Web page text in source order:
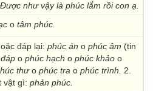
Được như vậy là phúc lắm rồi con ạ.
o tâm phúc.
đáp lại: phúc án o phúc âm (tin
o phúc hạch o phúc khảo o
thưo phúc tra o phúc trình. 2.
vật gì: phản phúc.